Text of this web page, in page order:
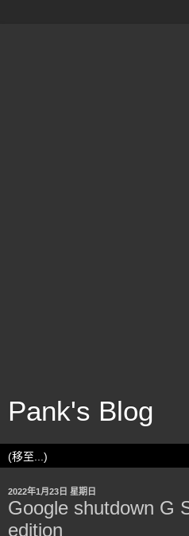
Pank's Blog
2022年1月23日 星期日
Google shutdown G
edition